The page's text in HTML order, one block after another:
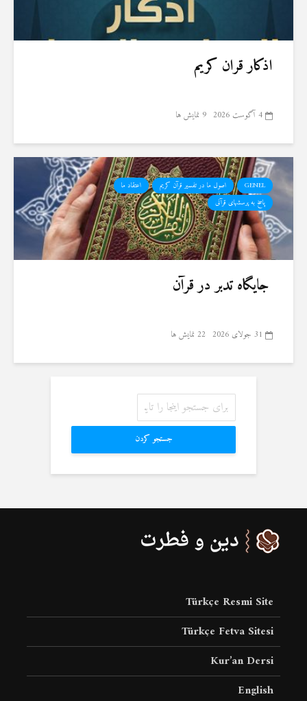
اذکار قران کریم
4 آگوست 2026 9 نمایش ها
GENEL اصول ما در تفسیر قرآن کریم
اعتقاد ما
پاسخ به پرسشهای قرآنی
جایگاه تدبر در قرآن
31 جولای 2026 22 نمایش ها
جستجو کردن
Türkçe Resmi Site
Türkçe Fetva Sitesi
Kur’an Dersi
English